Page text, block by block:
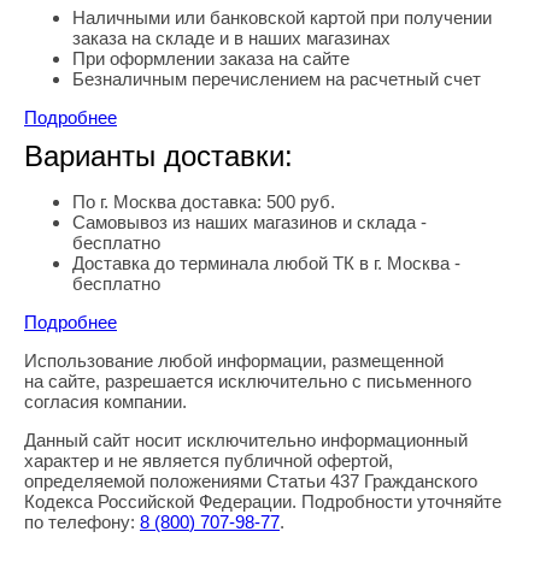
Наличными или банковской картой при получении
заказа на складе и в наших магазинах
При оформлении заказа на сайте
Безналичным перечислением на расчетный счет
Подробнее
Варианты доставки:
По г. Москва доставка: 500 руб.
Самовывоз из наших магазинов и склада -
бесплатно
Доставка до терминала любой ТК в г. Москва -
бесплатно
Подробнее
Правовая информация
Использование любой информации, размещенной
на сайте, разрешается исключительно с письменного
согласия компании.
Данный сайт носит исключительно информационный
характер и не является публичной офертой,
определяемой положениями Статьи 437 Гражданского
Кодекса Российской Федерации. Подробности уточняйте
по телефону: 8 (800) 707-98-77.